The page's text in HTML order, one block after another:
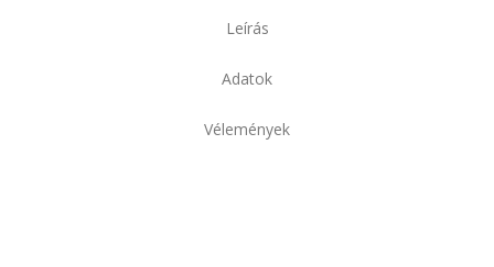
Leírás
Adatok
Vélemények